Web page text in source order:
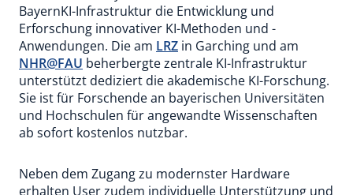
BayernKI-Infrastruktur die Entwicklung und
Erforschung innovativer KI-Methoden und -
Anwendungen. Die am LRZ in Garching und am
NHR@FAU beherbergte zentrale KI-Infrastruktur
unterstützt dediziert die akademische KI-Forschung.
Sie ist für Forschende an bayerischen Universitäten
und Hochschulen für angewandte Wissenschaften
ab sofort kostenlos nutzbar.
Neben dem Zugang zu modernster Hardware
erhalten User zudem individuelle Unterstützung und